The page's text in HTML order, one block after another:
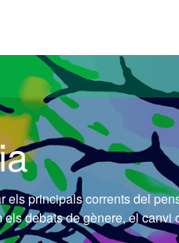
els principals corrents del
debats de gènere, el